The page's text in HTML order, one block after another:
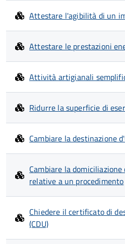
Attestare l'agibilità di un
Attestare le prestazioni
Attività artigianali
Ridurre la superficie di
Cambiare la destinazione
Cambiare la
relative a un procedimento
Chiedere il certificato di
(CDU)